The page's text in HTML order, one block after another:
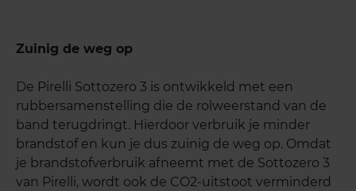
Zuinig de weg op
De Pirelli Sottozero 3 is ontwikkeld met een
rubbersamenstelling die de rolweerstand van de
band terugdringt. Hierdoor verbruik je minder
brandstof en kun je dus zuinig de weg op. Omdat
je brandstofverbruik afneemt met de Sottozero 3
van Pirelli, wordt ook de CO2-uitstoot verminderd